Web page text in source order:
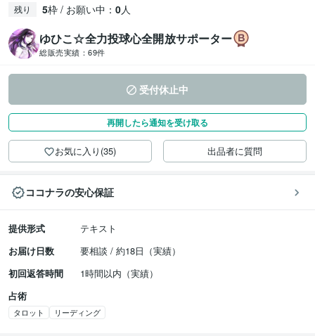
残り 5枠 / お願い中： 0人
ゆひこ☆全力投球心全開放サポーター
総販売実績： 69件
受付休止中
再開したら通知を受け取る
お気に入り(35) 出品者に質問
ココナラの安心保証
提供形式
テキスト
お届け日数
要相談 / 約18日（実績）
初回返答時間
1時間以内（実績）
占術
タロット リーディング